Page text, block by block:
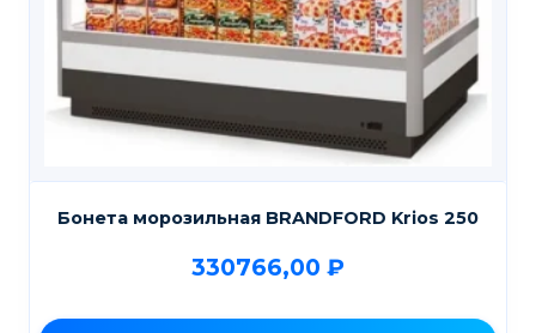
Бонета морозильная BRANDFORD Krios 250
330766,00 ₽